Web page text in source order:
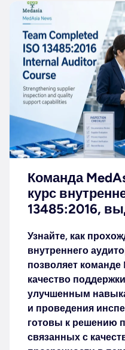
Команда
курс
13485:2016,
Узнайте, как
внутреннего
позволяет команде
качество
улучшенным
и проведения
готовы к решению
связанных с